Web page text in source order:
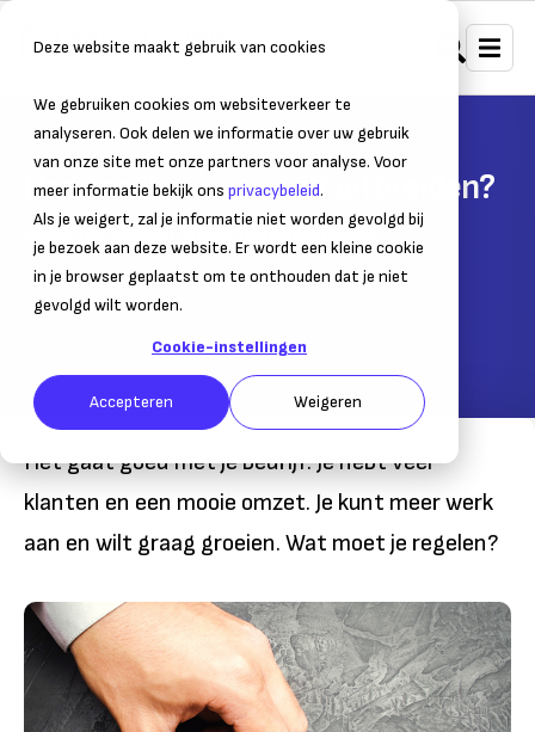
Deze website maakt gebruik van cookies
We gebruiken cookies om websiteverkeer te
analyseren. Ook delen we informatie over uw gebruik
van onze site met onze partners voor analyse. Voor
meer informatie bekijk ons privacybeleid.
Als je weigert, zal je informatie niet worden gevolgd bij
je bezoek aan deze website. Er wordt een kleine cookie
in je browser geplaatst om te onthouden dat je niet
gevolgd wilt worden.
Cookie-instellingen
Accepteren Weigeren
Home Groeien Toekomstplannen maken
Hoe kan ik mijn bedrijf uitbreiden?
Meer personeel, meer bedrijfsruimte
09 juni 2015 – Leestijd:
Laatst bijgewerkt:09 juni 2015
Het gaat goed met je bedrijf. Je hebt veel
klanten en een mooie omzet. Je kunt meer werk
aan en wilt graag groeien. Wat moet je regelen?